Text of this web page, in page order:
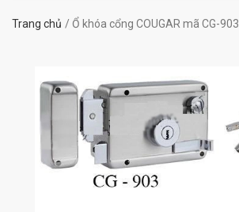
Trang chủ Ổ khóa cổng COUGAR mã CG-903